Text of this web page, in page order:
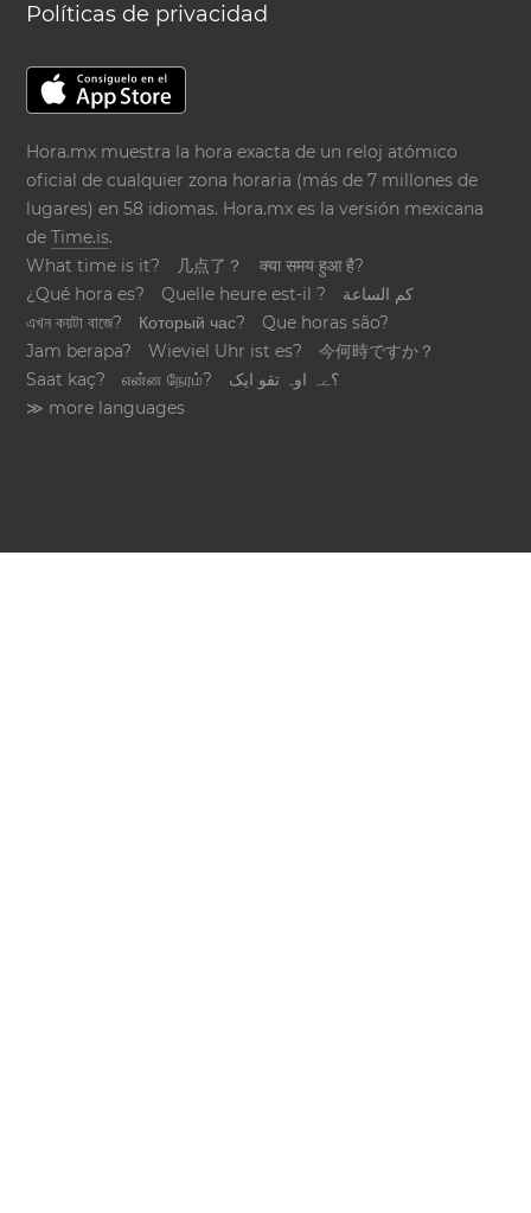
Políticas de privacidad
Hora.mx muestra la hora exacta de un reloj atómico
oficial de cualquier zona horaria (más de 7 millones de
lugares) en 58 idiomas. Hora.mx es la versión mexicana
deTime.is.
What time is it?
几点了？
क्या समय हुआ है?
¿Qué hora es?
Quelle heure est-il ?
كم الساعة
এখন কয়টা বাজে?
Который час?
Que horas são?
Jam berapa?
Wieviel Uhr ist es?
今何時ですか？
Saat kaç?
என்ன நேரம்?
؟ےہ اوہ تقو ایک
≫ more languages